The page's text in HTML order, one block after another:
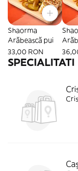
Shaorma
Arăbească pui
33,00 RON
SPECIALITATI